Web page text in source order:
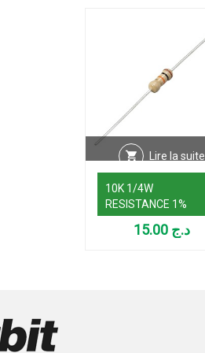
Lire la suite
10K 1/4W
RESISTANCE 1%
د.ج 15.00